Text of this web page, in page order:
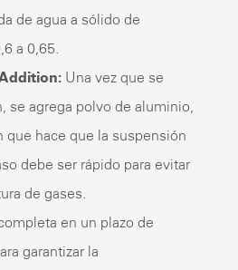
de agua a sólido de
a 0,65.
Una vez que se
se agrega polvo de aluminio,
que hace que la suspensión
debe ser rápido para evitar
de gases.
en un plazo de
garantizar la